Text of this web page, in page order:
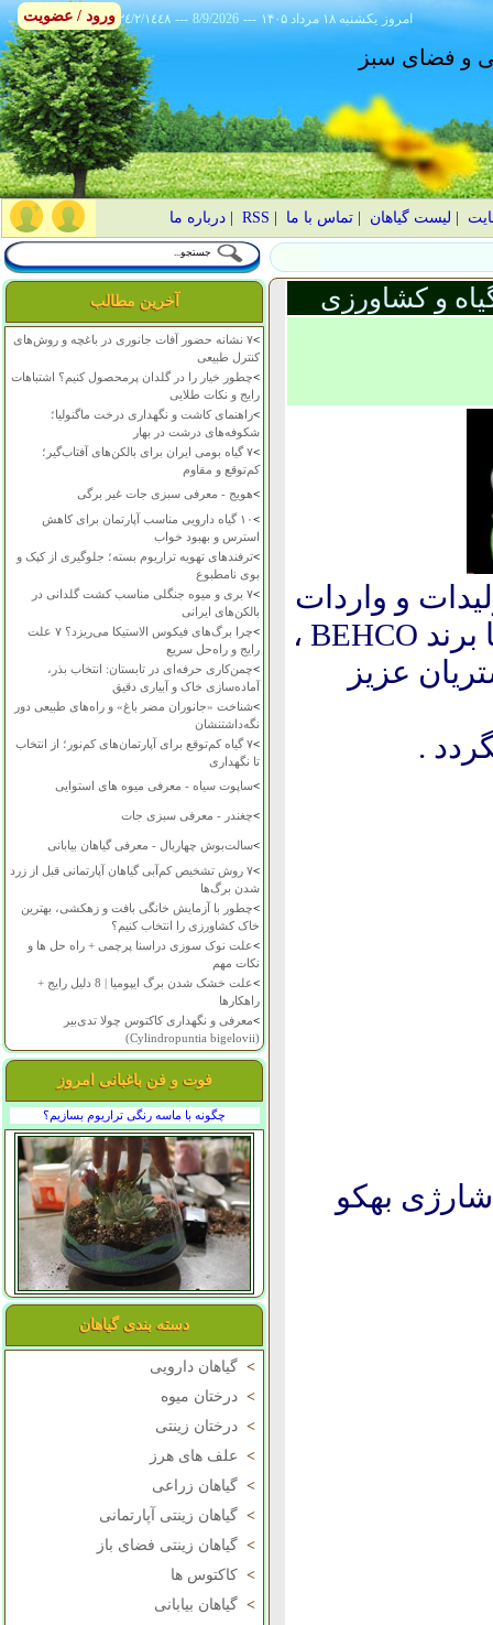
٢٤/٢/١٤٤٨ --- 8/9/2026 --- ۱۴۰۵ يکشنبه ۱۸ مرداد امروز
و فضای سبز
لیست گیاهان |تماس با ما RSS
|درباره ما
آخرین مطالب
>
۷ نشانه حضور آفات جانوری در باغچه و روش‌های
کنترل طبیعی
>چطور خیار را در گلدان پرمحصول کنیم؟ اشتباهات
رایج و نکات طلایی
>راهنمای کاشت و نگهداری درخت ماگنولیا؛
شکوفه‌های درشت در بهار
>
۷ گیاه بومی ایران برای بالکن‌های آفتاب‌گیر؛
کم‌توقع و مقاوم
>هویج - معرفی سبزی جات غیر برگی
>
۱۰ گیاه دارویی مناسب آپارتمان برای کاهش
استرس و بهبود خواب
>ترفندهای تهویه تراریوم بسته؛ جلوگیری از کپک و
بوی نامطبوع
>
۷ بری و میوه جنگلی مناسب کشت گلدانی در
بالکن‌های ایرانی
>
چرا برگ‌های فیکوس الاستیکا می‌ریزد؟ ۷ علت
رایج و راه‌حل سریع
>چمن‌کاری حرفه‌ای در تابستان: انتخاب بذر،
آماده‌سازی خاک و آبیاری دقیق
>شناخت «جانوران مضر باغ» و راه‌های طبیعی دور
نگه‌داشتنشان
>
۷ گیاه کم‌توقع برای آپارتمان‌های کم‌نور؛ از انتخاب
تا نگهداری
>ساپوت سیاه - معرفی میوه های استوایی
>چغندر - معرفی سبزی جات
>سالت‌بوش چهاربال - معرفی گیاهان بیابانی
>
۷ روش تشخیص کم‌آبی گیاهان آپارتمانی قبل از زرد
شدن برگ‌ها
>چطور با آزمایش خانگی بافت و زهکشی، بهترین
خاک کشاورزی را انتخاب کنیم؟
>علت نوک سوزی دراسنا پرچمی + راه حل ها و
نکات مهم
>
علت خشک شدن برگ ایپومیا | 8 دلیل رایج +
راهکارها
>معرفی و نگهداری کاکتوس چولا تدی‌بیر
(Cylindropuntia bigelovii)
فوت و فن باغبانی امروز
چگونه با ماسه رنگی تراریوم بسازیم؟
دسته بندی گیاهان
> گیاهان دارویی
> درختان میوه
> درختان زینتی
> علف های هرز
> گیاهان زراعی
> گیاهان زینتی آپارتمانی
> گیاهان زینتی فضای باز
> کاکتوس ها
> گیاهان بیابانی
و کشاورزی
و واردات
ساخت کشور تایوان و با برند BEHCO ،
عزیز
.
ورود / عضویت